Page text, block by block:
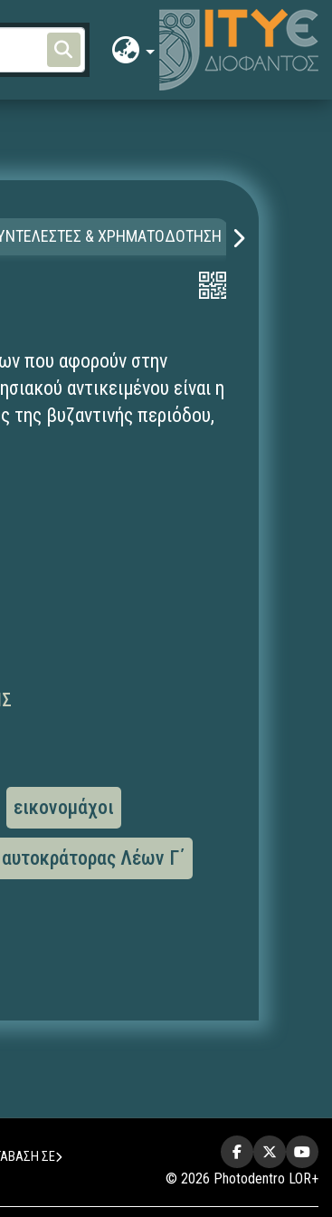
& ΧΡΗΜΑΤΟΔΟΤΗΣΗ
που αφορούν στην
αντικειμένου είναι η
βυζαντινής περιόδου,
εικονομάχοι
αυτοκράτορας Λέων Γ΄
ΣΕ
© 2026 Photodentro LOR+